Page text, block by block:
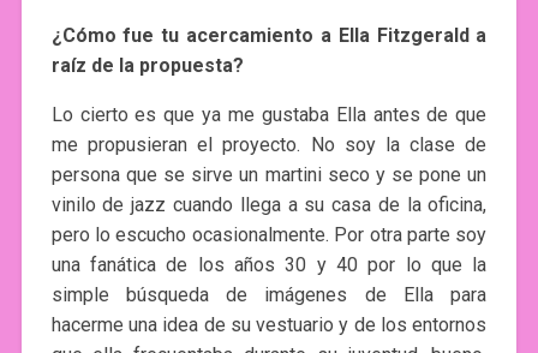
¿Cómo fue tu acercamiento a Ella Fitzgerald a
raíz de la propuesta?
Lo cierto es que ya me gustaba Ella antes de que
me propusieran el proyecto. No soy la clase de
persona que se sirve un martini seco y se pone un
vinilo de jazz cuando llega a su casa de la oficina,
pero lo escucho ocasionalmente. Por otra parte soy
una fanática de los años 30 y 40 por lo que la
simple búsqueda de imágenes de Ella para
hacerme una idea de su vestuario y de los entornos